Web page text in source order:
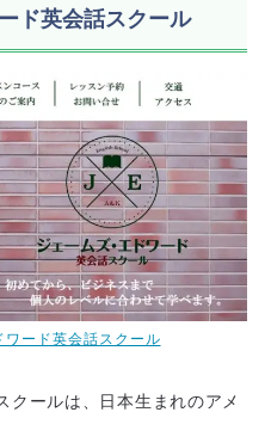
ド英会話スクール
ワード英会話スクール
クールは、日本生まれのアメ